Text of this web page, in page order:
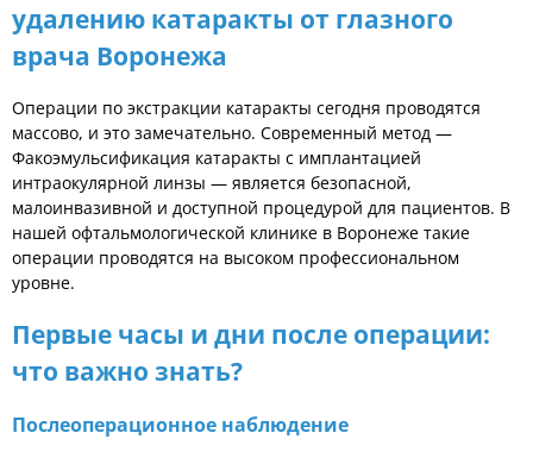
удалению катаракты от глазного
врача Воронежа
Операции по экстракции катаракты сегодня проводятся
массово, и это замечательно. Современный метод —
Факоэмульсификация катаракты с имплантацией
интраокулярной линзы — является безопасной,
малоинвазивной и доступной процедурой для пациентов. В
нашей офтальмологической клинике в Воронеже такие
операции проводятся на высоком профессиональном
уровне.
Первые часы и дни после операции:
что важно знать?
Послеоперационное наблюдение